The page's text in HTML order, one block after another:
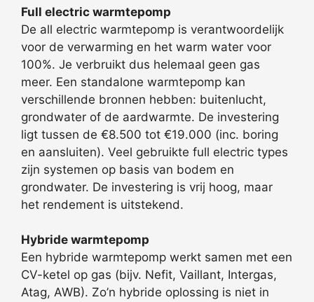
Full electric warmtepomp
De all electric warmtepomp is verantwoordelijk
voor de verwarming en het warm water voor
100%. Je verbruikt dus helemaal geen gas
meer. Een standalone warmtepomp kan
verschillende bronnen hebben: buitenlucht,
grondwater of de aardwarmte. De investering
ligt tussen de €8.500 tot €19.000 (inc. boring
en aansluiten). Veel gebruikte full electric types
zijn systemen op basis van bodem en
grondwater. De investering is vrij hoog, maar
het rendement is uitstekend.
Hybride warmtepomp
Een hybride warmtepomp werkt samen met een
CV-ketel op gas (bijv. Nefit, Vaillant, Intergas,
Atag, AWB). Zo’n hybride oplossing is niet in